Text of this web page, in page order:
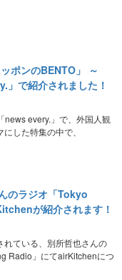
ポンのBENTO」 ～
で紹介されました！
every.」で、外国人観
した特集の中で、
のラジオ「Tokyo
が紹介されます！
れている、別所哲也さんの
Radio」にてairKitchenにつ